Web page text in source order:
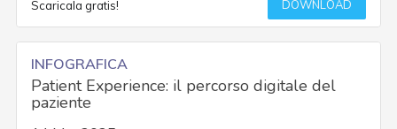
Scaricala gratis! DOWNLOAD
INFOGRAFICA
Patient Experience: il percorso digitale del
paziente